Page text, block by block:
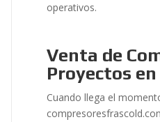
operativos.
Venta de
Proyectos en
Cuando llega el